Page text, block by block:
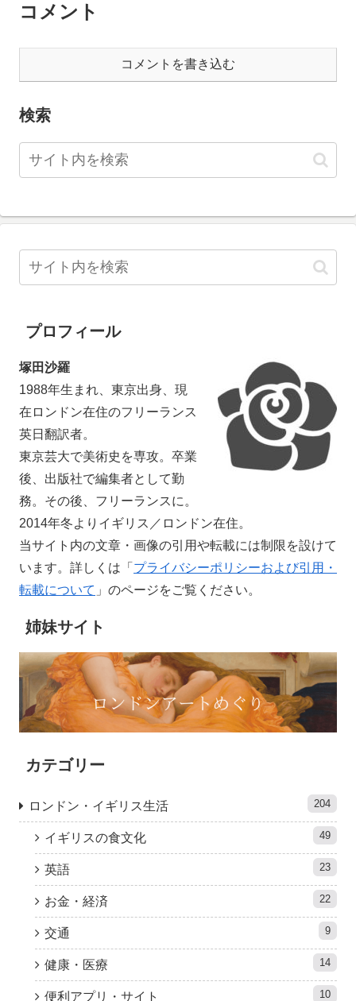
コメント
コメントを書き込む
検索
プロフィール
塚田沙羅
1988年生まれ、東京出身、現
在ロンドン在住のフリーランス
英日翻訳者。
東京芸大で美術史を専攻。卒業
後、出版社で編集者として勤
務。その後、フリーランスに。
2014年冬よりイギリス／ロンドン在住。
当サイト内の文章・画像の引用や転載には制限を設けて
います。詳しくは「 プライバシーポリシーおよび引用・
転載について 」のページをご覧ください。
姉妹サイト
カテゴリー
ロンドン・イギリス生活 204
イギリスの食文化 49
英語 23
お金・経済 22
交通 9
健康・医療 14
便利アプリ・サイト 10